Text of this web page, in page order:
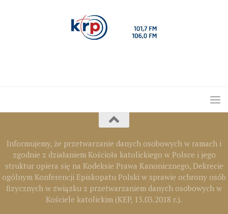
Informujemy, że przetwarzanie danych osobowych w ramach i
zgodnie z działaniem Kościoła katolickiego w Polsce i jego
struktur opiera się na Kodeksie Prawa Kanonicznego, Dekrecie
ogólnym Konferencji Episkopatu Polski w sprawie ochrony osób
fizycznych w związku z przetwarzaniem danych osobowych w
Kościele katolickim (KEP, 13.03.2018 r.).